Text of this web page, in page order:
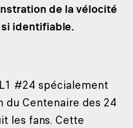
de la vélocité
identifiable.
#24 spécialement
du Centenaire des 24
les fans. Cette